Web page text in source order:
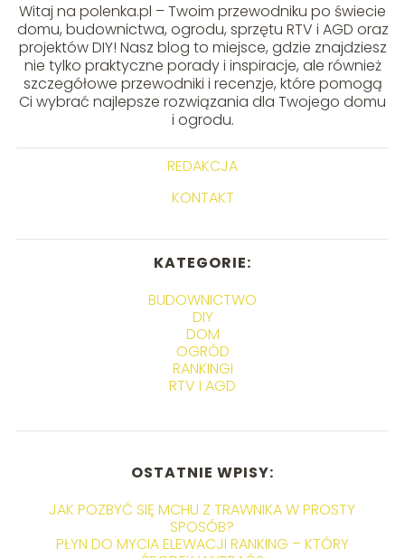
Witaj na polenka.pl – Twoim przewodniku po świecie
domu, budownictwa, ogrodu, sprzętu RTV i AGD oraz
projektów DIY! Nasz blog to miejsce, gdzie znajdziesz
nie tylko praktyczne porady i inspiracje, ale również
szczegółowe przewodniki i recenzje, które pomogą
Ci wybrać najlepsze rozwiązania dla Twojego domu
i ogrodu.
REDAKCJA
KONTAKT
KATEGORIE:
BUDOWNICTWO
DIY
DOM
OGRÓD
RANKINGI
RTV I AGD
OSTATNIE WPISY:
JAK POZBYĆ SIĘ MCHU Z TRAWNIKA W PROSTY
SPOSÓB?
PŁYN DO MYCIA ELEWACJI RANKING – KTÓRY